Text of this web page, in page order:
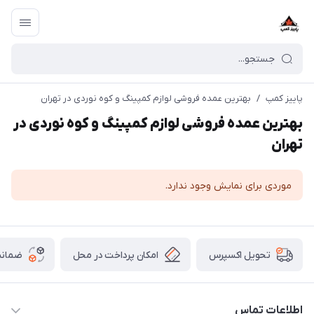
پاییز کمپ / بهترین عمده فروشی لوازم کمپینگ و کوه نوردی در تهران
بهترین عمده فروشی لوازم کمپینگ و کوه نوردی در
تهران
موردی برای نمایش وجود ندارد.
تحویل اکسپرس امکان پرداخت در محل
اطلاعات تماس